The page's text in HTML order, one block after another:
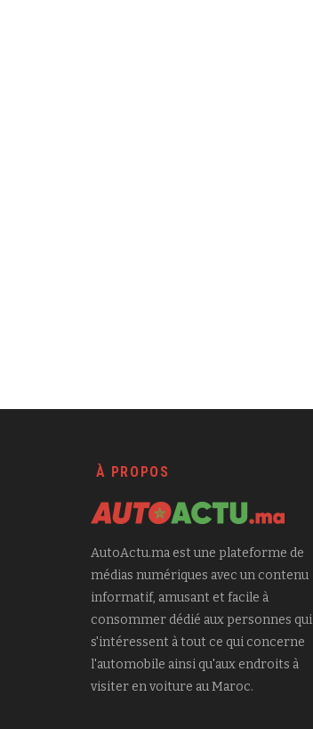
À PROPOS
AutoActu.ma est une plateforme de
médias numériques avec un contenu
informatif, amusant et facile à
consommer dédié aux personnes qui
s'intéressent à tout ce qui concerne
l'automobile ainsi qu'aux endroits à
visiter en voiture au Maroc.